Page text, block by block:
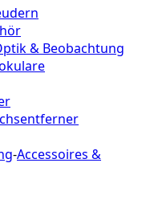
& Beobachtung
-Accessoires &